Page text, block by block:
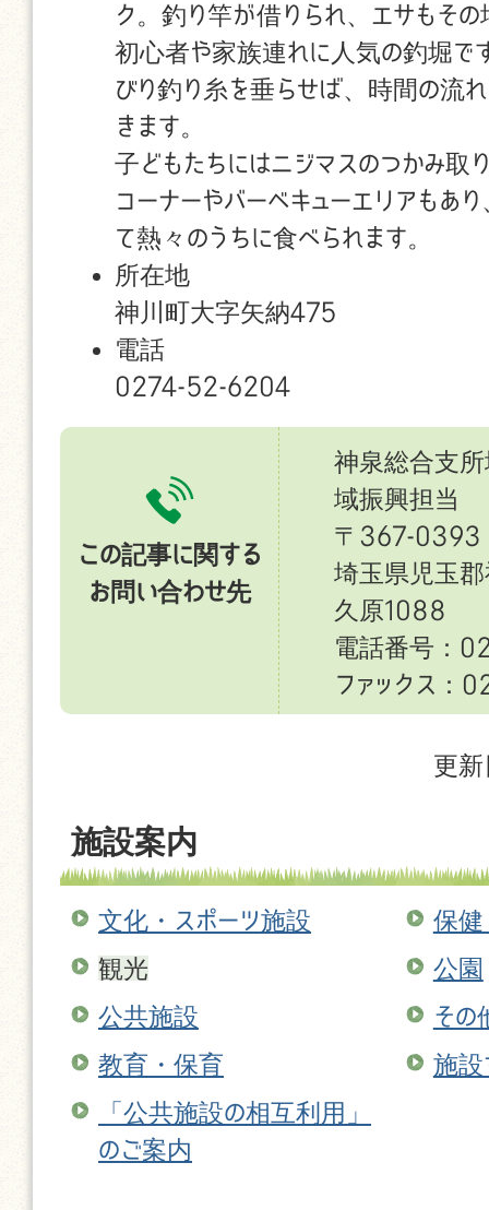
ク。釣り竿が借りられ、エサもそ
初心者や家族連れに人気の釣堀で
びり釣り糸を垂らせば、時間の流れ
きます。
子どもたちにはニジマスのつかみ
コーナーやバーベキューエリアもあ
て熱々のうちに食べられます。
所在地
神川町大字矢納475
電話
0274-52-6204
この記事に関する
お問い合わせ先
神泉総合支
域振興担当
〒367-0393
埼玉県児玉
久原1088
電話番号：
ファックス
更
施設案内
文化・スポーツ施設
保健
観光
公園
公共施設
その
教育・保育
施設
「公共施設の相互利用」
のご案内